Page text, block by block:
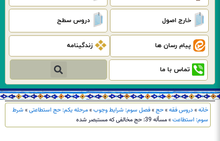
خارج اصول دروس سطح
پیام رسان ها زندگینامه
تماس با ما جستجو
خانه» دروس فقه»حج»فصل سوم: شرایط وجوب»مرحله یکم: حج استطاعتی» شرط
سوم: استطاعت»مسأله 39: حج مخالفی که مستبصر شده